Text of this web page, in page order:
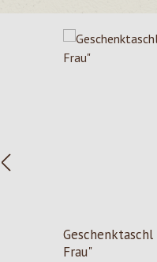
Produktgalerie
Frau"